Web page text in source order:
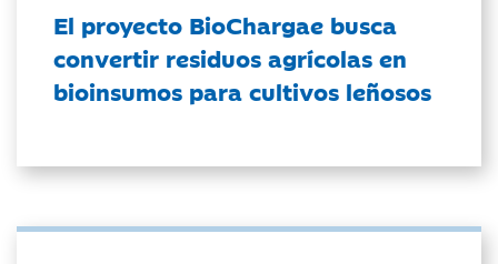
El proyecto BioChargae busca
convertir residuos agrícolas en
bioinsumos para cultivos leñosos